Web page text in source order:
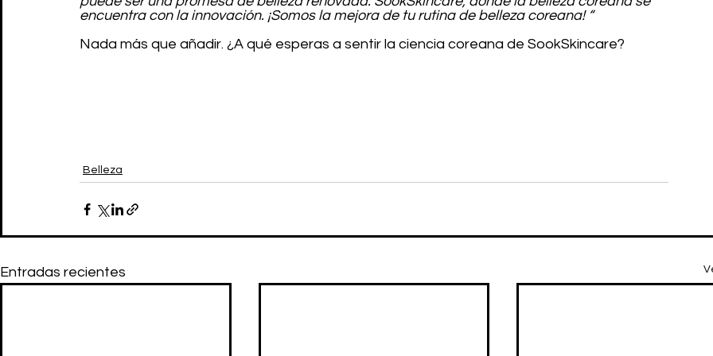
encuentra con la innovación. ¡Somos la mejora de tu rutina de belleza coreana! “
Nada más que añadir. ¿A qué esperas a sentir la ciencia coreana de SookSkincare?
Belleza
Entradas recientes